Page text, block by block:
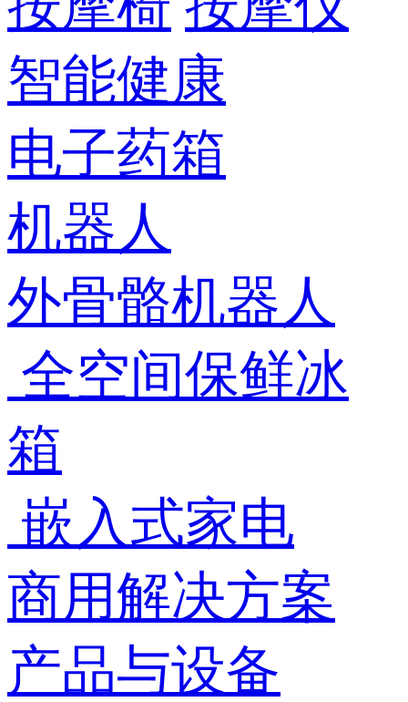
智能健康
电子药箱
机器人
外骨骼机器人
全空间保鲜冰
箱
嵌入式家电
商用解决方案
产品与设备